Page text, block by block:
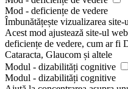
Mod - deficiențe de vedere
Îmbunătățește vizualizarea
Acest mod ajustează site-ul
deficiențe de vedere, cum ar fi
Cataracta, Glaucom și altele
Modul - dizabilități cognitive
Modul - dizabilități cognitive